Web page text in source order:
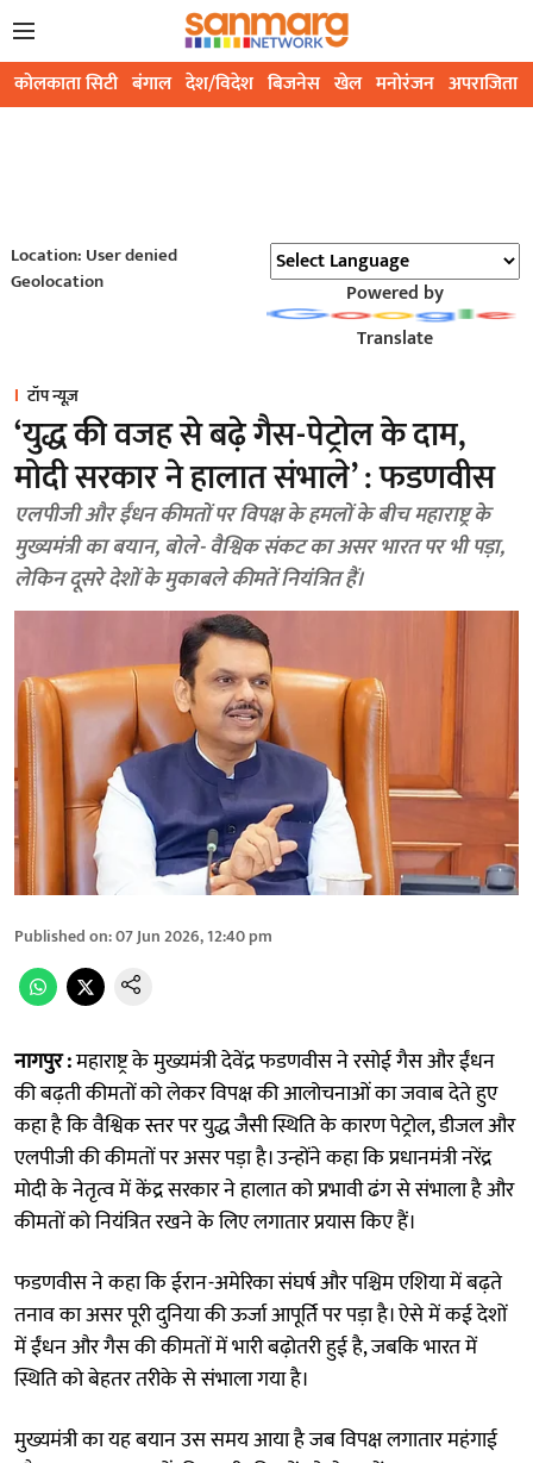
कोलकाता सिटी बंगाल देश/विदेश बिजनेस खेल मनोरंजन अपराजिता
Location: User denied
Geolocation
Powered by
Translate
टॉप न्यूज़
‘युद्ध की वजह से बढ़े गैस-पेट्रोल के दाम,
मोदी सरकार ने हालात संभाले’ : फडणवीस
एलपीजी और ईंधन कीमतों पर विपक्ष के हमलों के बीच महाराष्ट्र के
मुख्यमंत्री का बयान, बोले- वैश्विक संकट का असर भारत पर भी पड़ा,
लेकिन दूसरे देशों के मुकाबले कीमतें नियंत्रित हैं।
Published on:07 Jun 2026, 12:40 pm
नागपुर :महाराष्ट्र के मुख्यमंत्री देवेंद्र फडणवीस ने रसोई गैस और ईंधन
की बढ़ती कीमतों को लेकर विपक्ष की आलोचनाओं का जवाब देते हुए
कहा है कि वैश्विक स्तर पर युद्ध जैसी स्थिति के कारण पेट्रोल, डीजल और
एलपीजी की कीमतों पर असर पड़ा है। उन्होंने कहा कि प्रधानमंत्री नरेंद्र
मोदी के नेतृत्व में केंद्र सरकार ने हालात को प्रभावी ढंग से संभाला है और
कीमतों को नियंत्रित रखने के लिए लगातार प्रयास किए हैं।
फडणवीस ने कहा कि ईरान-अमेरिका संघर्ष और पश्चिम एशिया में बढ़ते
तनाव का असर पूरी दुनिया की ऊर्जा आपूर्ति पर पड़ा है। ऐसे में कई देशों
में ईंधन और गैस की कीमतों में भारी बढ़ोतरी हुई है, जबकि भारत में
स्थिति को बेहतर तरीके से संभाला गया है।
मुख्यमंत्री का यह बयान उस समय आया है जब विपक्ष लगातार महंगाई